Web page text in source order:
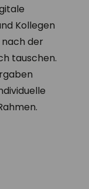
Kollegen
der
tauschen.